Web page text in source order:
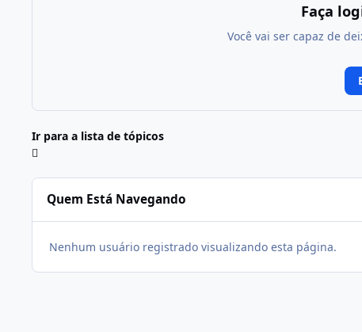
Faça
Você vai ser capaz de
Ir para a lista de tópicos
Quem Está Navegando
Nenhum usuário registrado visualizando esta página.